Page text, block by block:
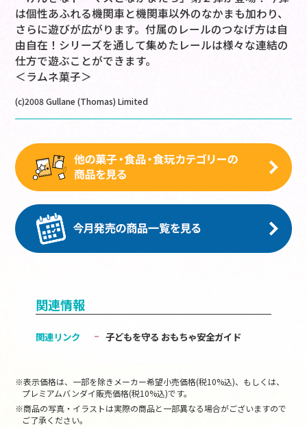
は個性あふれる機関車と機関車以外のなかまも加わり、
さらに遊びが広がります。付属のレールのつなげ方は自
由自在！シリーズを通して集めたレールは様々な連結の
仕方で遊ぶことができます。
＜ラムネ菓子＞
(c)2008 Gullane (Thomas) Limited
関連情報
関連リンク 子どもを守る おもちゃ安全ガイド
※表示価格は、一部を除きメーカー希望小売価格(税10%込)、もしくは、
プレミアムバンダイ販売価格(税10%込)です。
※商品の写真・イラストは実際の商品と一部異なる場合がございますので
ご了承ください。